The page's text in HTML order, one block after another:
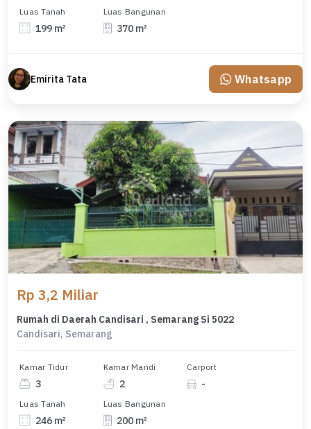
Luas Tanah
199 m²
Luas Bangunan
370 m²
Emirita Tata Whatsapp
Rp 3,2 Miliar
Rumah di Daerah Candisari , Semarang Si 5022
Candisari, Semarang
Kamar Tidur
3
Kamar Mandi
2
Carport
-
Luas Tanah
246 m²
Luas Bangunan
200 m²